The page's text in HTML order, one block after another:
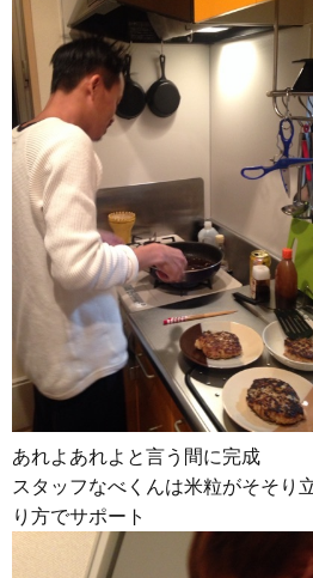
あれよあれよと言う間に完成
スタッフなべくんは米粒がそそり
り方でサポート